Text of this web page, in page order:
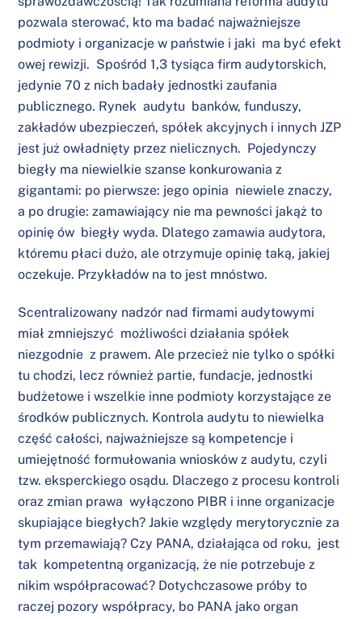
pozwala sterować, kto ma badać najważniejsze
podmioty i organizacje w państwie i jaki ma być efekt
owej rewizji. Spośród 1,3 tysiąca firm audytorskich,
jedynie 70 z nich badały jednostki zaufania
publicznego. Rynek audytu banków, funduszy,
zakładów ubezpieczeń, spółek akcyjnych i innych JZP
jest już owładnięty przez nielicznych. Pojedynczy
biegły ma niewielkie szanse konkurowania z
gigantami: po pierwsze: jego opinia niewiele znaczy,
a po drugie: zamawiający nie ma pewności jakąż to
opinię ów biegły wyda. Dlatego zamawia audytora,
któremu płaci dużo, ale otrzymuje opinię taką, jakiej
oczekuje. Przykładów na to jest mnóstwo.
Scentralizowany nadzór nad firmami audytowymi
miał zmniejszyć możliwości działania spółek
niezgodnie z prawem. Ale przecież nie tylko o spółki
tu chodzi, lecz również partie, fundacje, jednostki
budżetowe i wszelkie inne podmioty korzystające ze
środków publicznych. Kontrola audytu to niewielka
część całości, najważniejsze są kompetencje i
umiejętność formułowania wniosków z audytu, czyli
tzw. eksperckiego osądu. Dlaczego z procesu kontroli
oraz zmian prawa wyłączono PIBR i inne organizacje
skupiające biegłych? Jakie względy merytorycznie za
tym przemawiają? Czy PANA, działająca od roku, jest
tak kompetentną organizacją, że nie potrzebuje z
nikim współpracować? Dotychczasowe próby to
raczej pozory współpracy, bo PANA jako organ